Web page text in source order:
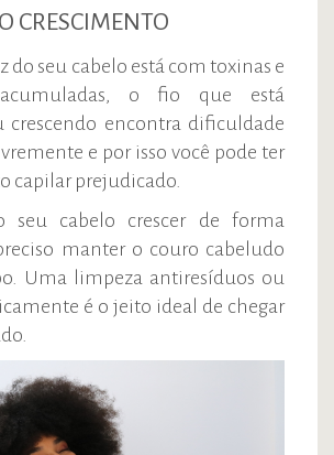
CRESCIMENTO
do seu cabelo está com toxinas e
acumuladas, o fio que está
crescendo encontra dificuldade
e por isso você pode ter
capilar prejudicado.
seu cabelo crescer de forma
manter o couro cabeludo
Uma limpeza antiresíduos ou
é o jeito ideal de chegar